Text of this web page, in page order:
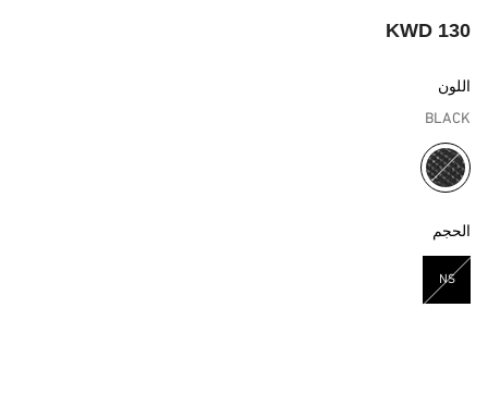
130 KWD
اللون
BLACK
مختار
الحجم
NS
مختار